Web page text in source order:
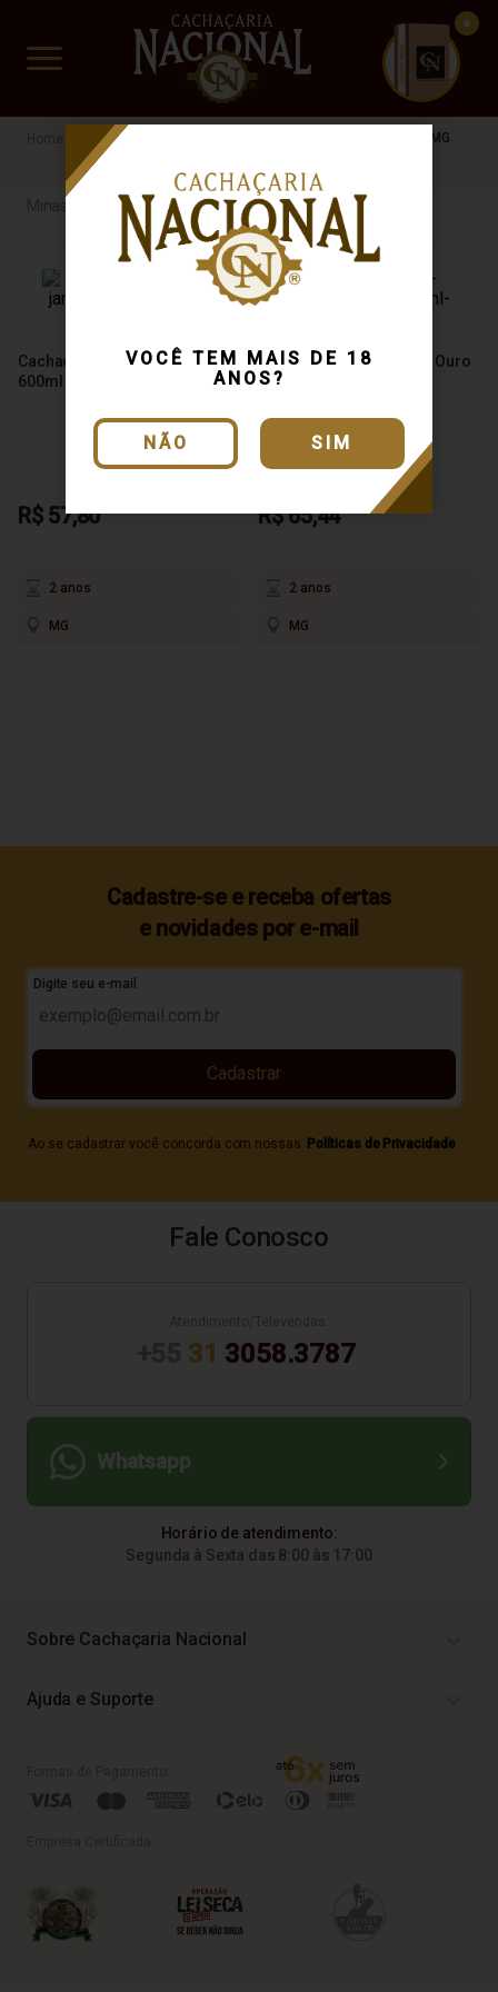
VOCÊ TEM MAIS DE 18
ANOS?
NÃO SIM
www.cachacarianacional.com.br
CUIDADO FRÁGIL
Cachaça MG
Cachaça Velha Januária Ouro
600ml
R$ 57,80
2 anos
MG
Cachaça Velha Januária Ouro
670ml
R$ 65,44
2 anos
MG
Cadastre-se e receba ofertas
e novidades por e-mail
Digite seu e-mail
Ao se cadastrar você concorda com nossas Políticas de Privacidade
Cadastrar
Fale Conosco
31 3058.3787
Whatsapp
Horário de atendimento:
Segunda à Sexta das 8:00 às 17:00
Sobre Cachaçaria Nacional
Ajuda e Suporte